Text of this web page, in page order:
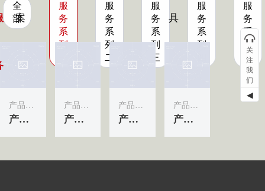
案 具
全
部
服
务
系
列
服
务
系
列
二
服
务
系
列
三
服
务
系
列
服
务
系
列
五
产品&服务系列一 | 第04条 产品&服务系列一 | 第03条 产品&服务系列一 | 第02条 产品&服务系列一 | 第01条
关
注
我
们
◀